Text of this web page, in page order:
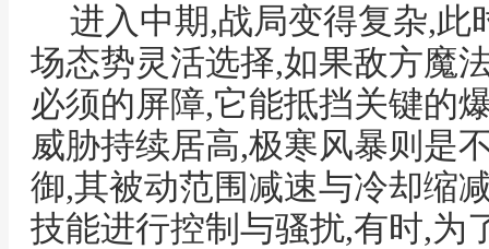
进入中期,战局变得复杂,此
场态势灵活选择,如果敌方魔
必须的屏障,它能抵挡关键的
威胁持续居高,极寒风暴则是
御,其被动范围减速与冷却缩
技能进行控制与骚扰,有时,为